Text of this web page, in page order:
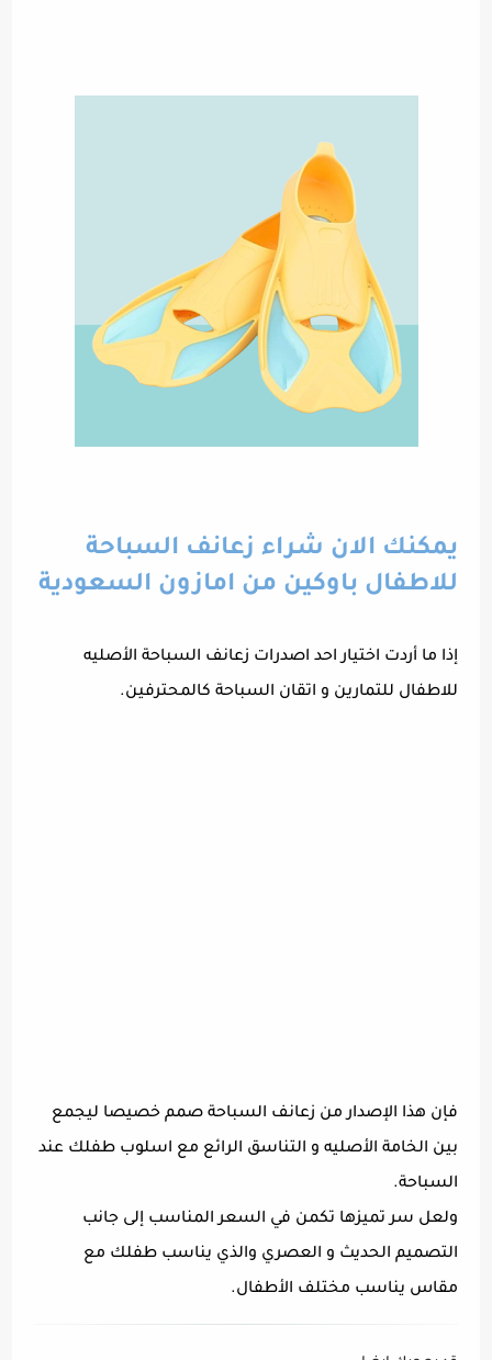
يمكنك الان شراء زعانف السباحة
للاطفال باوكين من امازون السعودية
إذا ما أردت اختيار احد اصدرات زعانف السباحة الأصليه
للاطفال للتمارين و اتقان السباحة كالمحترفين.
فإن هذا الإصدار من زعانف السباحة صمم خصيصا ليجمع
بين الخامة الأصليه و التناسق الرائع مع اسلوب طفلك عند
السباحة.
ولعل سر تميزها تكمن في السعر المناسب إلى جانب
التصميم الحديث و العصري والذي يناسب طفلك مع
مقاس يناسب مختلف الأطفال.